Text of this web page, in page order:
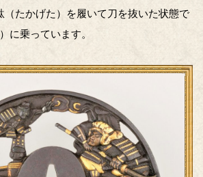
（たかげた）を履いて刀を抜いた状態で
に乗っています。